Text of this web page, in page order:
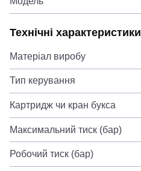
Технічні характеристики
Матеріал виробу
Тип керування
Картридж чи кран букса
Максимальний тиск (бар)
Робочий тиск (бар)